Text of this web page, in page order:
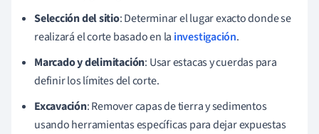
Selección del sitio: Determinar el lugar exacto donde se
realizará el corte basado en la investigación.
Marcado y delimitación: Usar estacas y cuerdas para
definir los límites del corte.
Excavación: Remover capas de tierra y sedimentos
usando herramientas específicas para dejar expuestas